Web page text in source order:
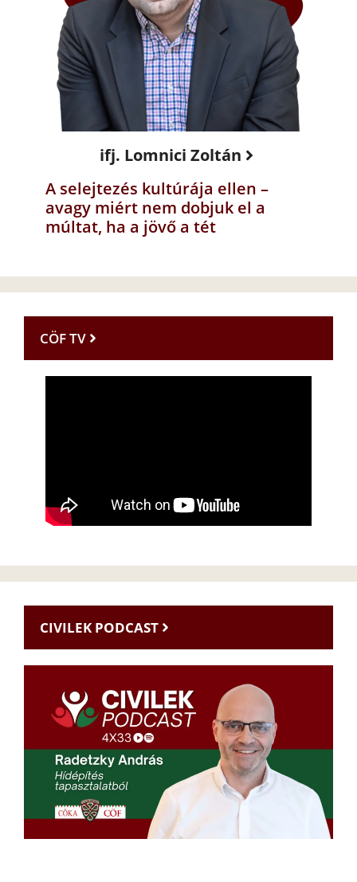
ifj. Lomnici Zoltán
A selejtezés kultúrája ellen –
avagy miért nem dobjuk el a
múltat, ha a jövő a tét
CÖF TV
CIVILEK PODCAST